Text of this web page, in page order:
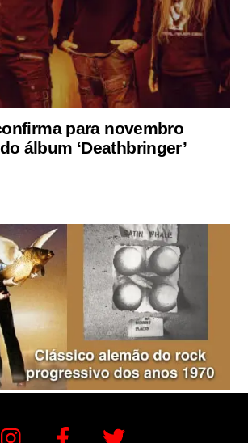
para novembro
álbum ‘Deathbringer’
Instagram Facebook